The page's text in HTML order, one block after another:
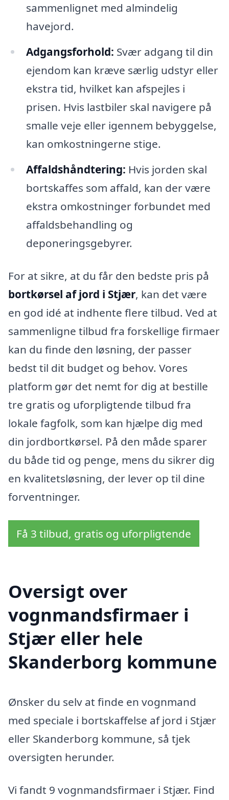
sammenlignet med almindelig
havejord.
Adgangsforhold: Svær adgang til din
ejendom kan kræve særlig udstyr eller
ekstra tid, hvilket kan afspejles i
prisen. Hvis lastbiler skal navigere på
smalle veje eller igennem bebyggelse,
kan omkostningerne stige.
Affaldshåndtering: Hvis jorden skal
bortskaffes som affald, kan der være
ekstra omkostninger forbundet med
affaldsbehandling og
deponeringsgebyrer.
For at sikre, at du får den bedste pris på
bortkørsel af jord i Stjær, kan det være
en god idé at indhente flere tilbud. Ved at
sammenligne tilbud fra forskellige firmaer
kan du finde den løsning, der passer
bedst til dit budget og behov. Vores
platform gør det nemt for dig at bestille
tre gratis og uforpligtende tilbud fra
lokale fagfolk, som kan hjælpe dig med
din jordbortkørsel. På den måde sparer
du både tid og penge, mens du sikrer dig
en kvalitetsløsning, der lever op til dine
forventninger.
Få 3 tilbud, gratis og uforpligtende
Oversigt over
vognmandsfirmaer i
Stjær eller hele
Skanderborg kommune
Ønsker du selv at finde en vognmand
med speciale i bortskaffelse af jord i Stjær
eller Skanderborg kommune, så tjek
oversigten herunder.
Vi fandt 9 vognmandsfirmaer i Stjær. Find